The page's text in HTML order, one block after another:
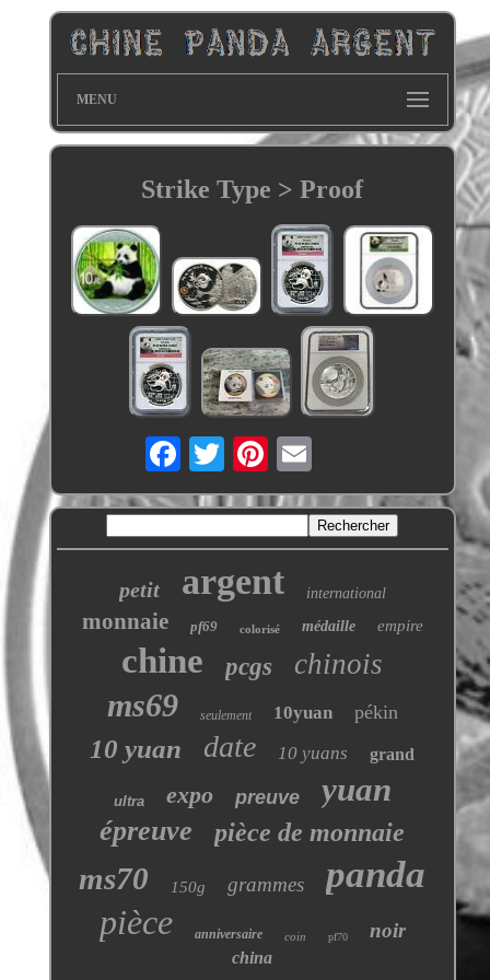
MENU
Strike Type > Proof
petit argent international
monnaie pf69 colorisé médaille empire
chine pcgs chinois
ms69 seulement 10yuan pékin
10 yuan date 10 yuans grand
ultra expo preuve yuan
épreuve pièce de monnaie
ms70 150g grammes panda
pièce anniversaire coin pf70 noir
china